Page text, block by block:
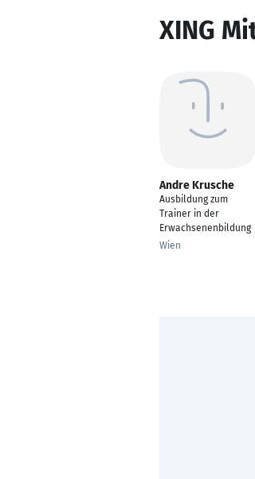
XING
Andre Krusche
Ausbildung zum
Trainer in der
Erwachsenenbildung
Wien